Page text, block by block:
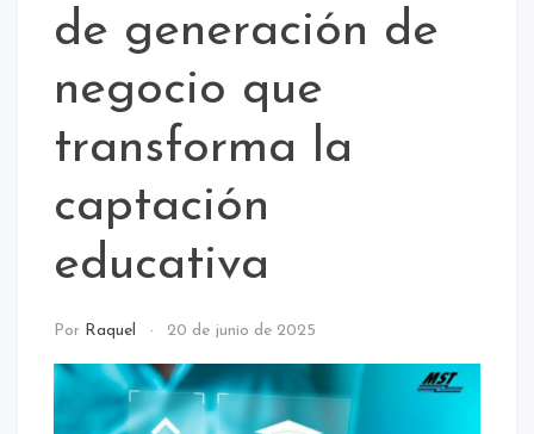
de generación de
negocio que
transforma la
captación
educativa
Por Raquel 20 de junio de 2025
NOTICIAS